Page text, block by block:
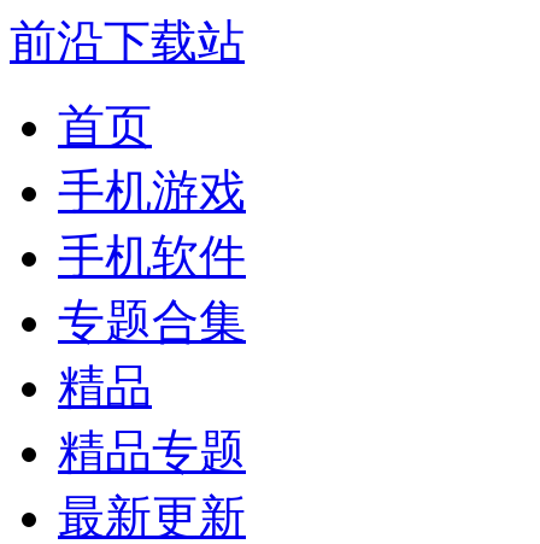
前沿下载站
首页
手机游戏
手机软件
专题合集
精品
精品专题
最新更新